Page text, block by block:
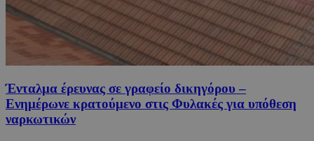
Ένταλμα έρευνας σε γραφείο δικηγόρου –
Ενημέρωνε κρατούμενο στις Φυλακές για υπόθεση
ναρκωτικών